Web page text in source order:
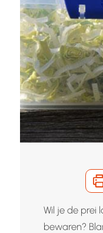
Wil je de prei
bewaren?